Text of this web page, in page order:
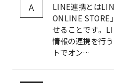
A
LINE連携とは
ONLINE STORE
せることです。
情報の連携を行
トでオン…